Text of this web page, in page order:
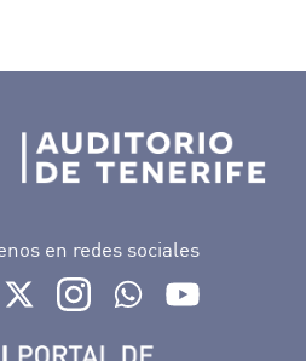
en redes sociales
a perfil de Auditorio de Tenerife en
Ir a perfil de Auditorio de Tenerife
Ir a perfil de Auditorio de
Ir al Boletín